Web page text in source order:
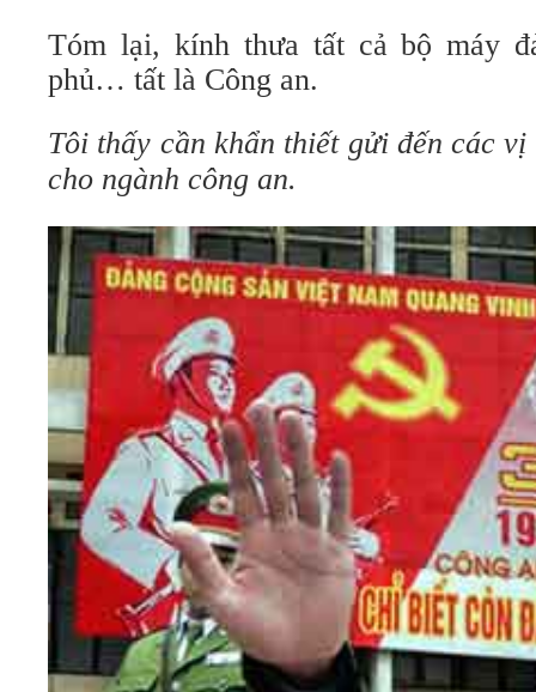
Tóm lại, kính thưa tất cả bộ máy
phủ… tất là Công an.
Tôi thấy cần khẩn thiết gửi đến các
cho ngành công an.